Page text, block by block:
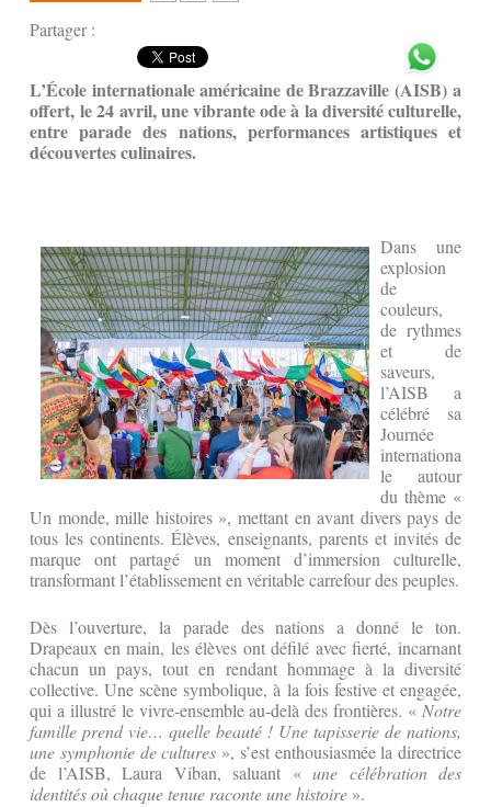
Partager :
L’École internationale américaine de Brazzaville (AISB) a
offert, le 24 avril, une vibrante ode à la diversité culturelle,
entre parade des nations, performances artistiques et
découvertes culinaires.
Dans une
explosion
de
couleurs,
de rythmes
et de
saveurs,
l’AISB a
célébré sa
Journée
internationa
le autour
du thème «
Un monde, mille histoires », mettant en avant divers pays de
tous les continents. Élèves, enseignants, parents et invités de
marque ont partagé un moment d’immersion culturelle,
transformant l’établissement en véritable carrefour des peuples.
Dès l’ouverture, la parade des nations a donné le ton.
Drapeaux en main, les élèves ont défilé avec fierté, incarnant
chacun un pays, tout en rendant hommage à la diversité
collective. Une scène symbolique, à la fois festive et engagée,
qui a illustré le vivre-ensemble au-delà des frontières. « Notre
famille prend vie… quelle beauté ! Une tapisserie de nations,
une symphonie de cultures », s’est enthousiasmée la directrice
de l’AISB, Laura Viban, saluant « une célébration des
identités où chaque tenue raconte une histoire ».